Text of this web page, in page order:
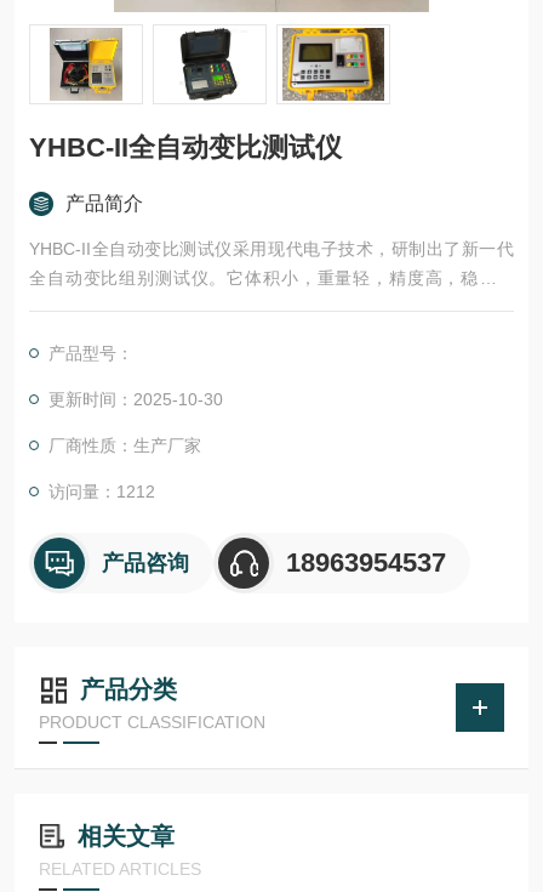
YHBC-II全自动变比测试仪
产品简介
YHBC-II全自动变比测试仪采用现代电子技术，研制出了新一代
全自动变比组别测试仪。它体积小，重量轻，精度高，稳定性
好。采用了大屏幕汉字显示、菜单操作，界面友好。变比组别可
产品型号：
更新时间：2025-10-30
厂商性质：生产厂家
访问量：1212
产品咨询 18963954537
产品分类
PRODUCT CLASSIFICATION
相关文章
RELATED ARTICLES